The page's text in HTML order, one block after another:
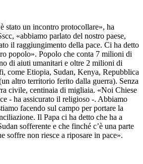
stato un incontro protocollare», ha
«abbiamo parlato del nostro paese,
il raggiungimento della pace. Ci ha detto
popolo». Popolo che conta 7 milioni di
di aiuti umanitari e oltre 2 milioni di
come Etiopia, Sudan, Kenya, Repubblica
altro territorio ferito dalla guerra). Senza
civile, centinaia di migliaia. «Noi Chiese
- ha assicurato il religioso -. Abbiamo
facendo sul campo per portare la
Il Papa ci ha detto che ha a
sofferente e che finché c’è una parte
soffre non riesce a riposare in pace».